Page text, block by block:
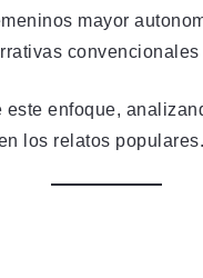
mayor
enfoque,
los relatos populares.